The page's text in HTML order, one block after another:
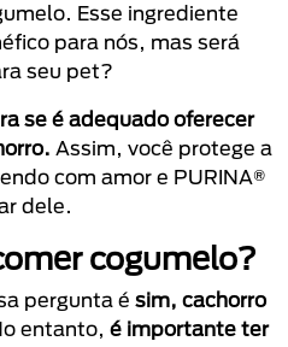
Esse ingrediente
para nós, mas será
seu pet?
se é adequado oferecer
Assim, você protege a
com amor e PURINA®
dele.
cogumelo?
pergunta é sim, cachorro
entanto, é importante ter